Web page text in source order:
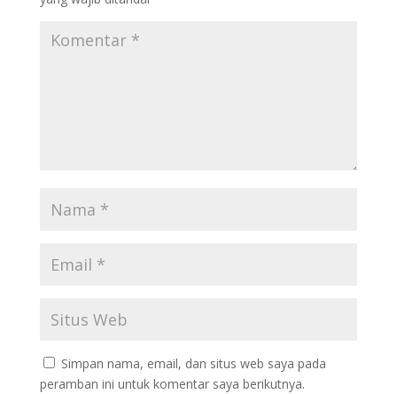
Simpan nama, email, dan situs web saya pada
peramban ini untuk komentar saya berikutnya.